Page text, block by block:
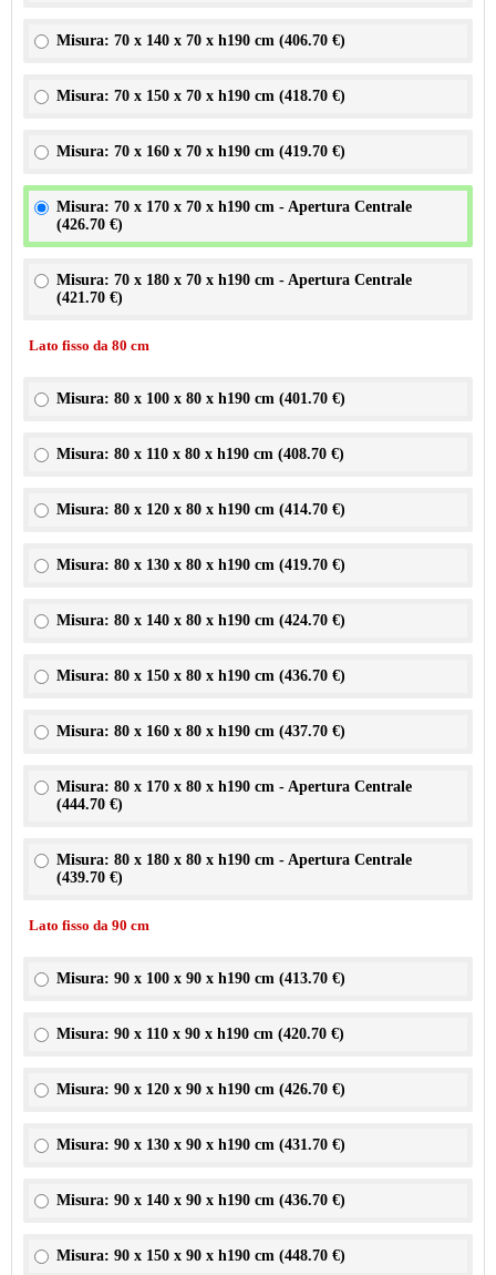
Misura: 70 x 140 x 70 x h190 cm (406.70 €)
Misura: 70 x 150 x 70 x h190 cm (418.70 €)
Misura: 70 x 160 x 70 x h190 cm (419.70 €)
Misura: 70 x 170 x 70 x h190 cm - Apertura Centrale
(426.70 €)
Misura: 70 x 180 x 70 x h190 cm - Apertura Centrale
(421.70 €)
Lato fisso da 80 cm
Misura: 80 x 100 x 80 x h190 cm (401.70 €)
Misura: 80 x 110 x 80 x h190 cm (408.70 €)
Misura: 80 x 120 x 80 x h190 cm (414.70 €)
Misura: 80 x 130 x 80 x h190 cm (419.70 €)
Misura: 80 x 140 x 80 x h190 cm (424.70 €)
Misura: 80 x 150 x 80 x h190 cm (436.70 €)
Misura: 80 x 160 x 80 x h190 cm (437.70 €)
Misura: 80 x 170 x 80 x h190 cm - Apertura Centrale
(444.70 €)
Misura: 80 x 180 x 80 x h190 cm - Apertura Centrale
(439.70 €)
Lato fisso da 90 cm
Misura: 90 x 100 x 90 x h190 cm (413.70 €)
Misura: 90 x 110 x 90 x h190 cm (420.70 €)
Misura: 90 x 120 x 90 x h190 cm (426.70 €)
Misura: 90 x 130 x 90 x h190 cm (431.70 €)
Misura: 90 x 140 x 90 x h190 cm (436.70 €)
Misura: 90 x 150 x 90 x h190 cm (448.70 €)